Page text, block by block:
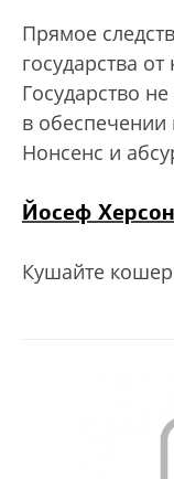
Прямое
государства
Государство
в обеспечении
Нонсенс и
Йосеф
Кушайте